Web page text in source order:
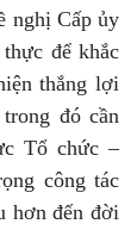
nghị Cấp ủy
để khắc
thắng lợi
đó cần
Tổ chức –
công tác
hơn đến đời